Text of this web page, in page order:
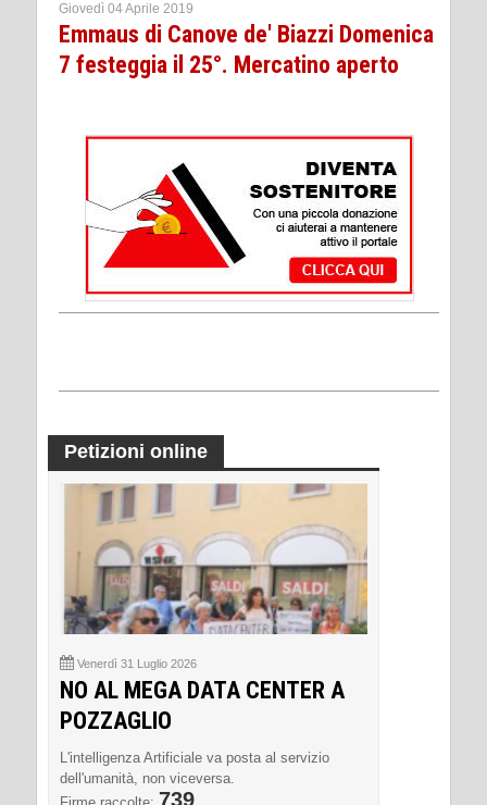
Giovedì 04 Aprile 2019
Emmaus di Canove de' Biazzi Domenica
7 festeggia il 25°. Mercatino aperto
Petizioni online
Venerdì 31 Luglio 2026
NO AL MEGA DATA CENTER A
POZZAGLIO
L'intelligenza Artificiale va posta al servizio
dell'umanità, non viceversa.
739